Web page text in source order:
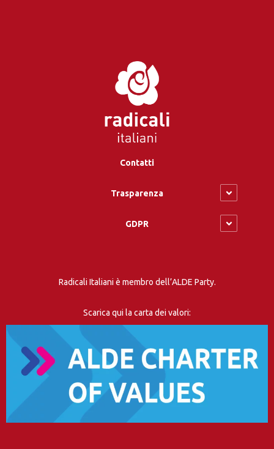
Contatti
Trasparenza
GDPR
Radicali Italiani è membro dell’ALDE Party.
Scarica qui la carta dei valori: